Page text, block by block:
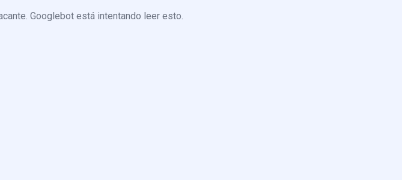
Googlebot está intentando leer esto.